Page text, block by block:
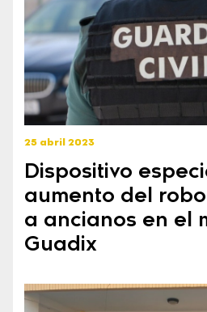
25 abril 2023
Dispositivo
aumento del
a ancianos en el
Guadix